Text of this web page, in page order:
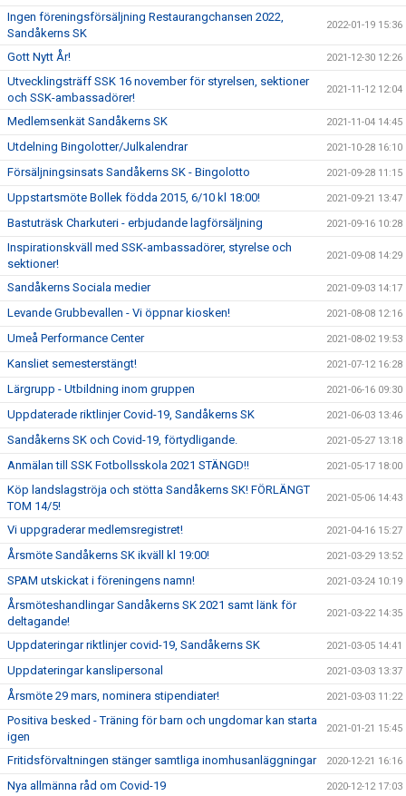
Ingen föreningsförsäljning Restaurangchansen 2022,
Sandåkerns SK
2022-01-19 15:36
Gott Nytt År! 2021-12-30 12:26
Utvecklingsträff SSK 16 november för styrelsen, sektioner
och SSK-ambassadörer!
2021-11-12 12:04
Medlemsenkät Sandåkerns SK 2021-11-04 14:45
Utdelning Bingolotter/Julkalendrar 2021-10-28 16:10
Försäljningsinsats Sandåkerns SK - Bingolotto 2021-09-28 11:15
Uppstartsmöte Bollek födda 2015, 6/10 kl 18:00! 2021-09-21 13:47
Bastuträsk Charkuteri - erbjudande lagförsäljning 2021-09-16 10:28
Inspirationskväll med SSK-ambassadörer, styrelse och
sektioner!
2021-09-08 14:29
Sandåkerns Sociala medier 2021-09-03 14:17
Levande Grubbevallen - Vi öppnar kiosken! 2021-08-08 12:16
Umeå Performance Center 2021-08-02 19:53
Kansliet semesterstängt! 2021-07-12 16:28
Lärgrupp - Utbildning inom gruppen 2021-06-16 09:30
Uppdaterade riktlinjer Covid-19, Sandåkerns SK 2021-06-03 13:46
Sandåkerns SK och Covid-19, förtydligande. 2021-05-27 13:18
Anmälan till SSK Fotbollsskola 2021 STÄNGD!! 2021-05-17 18:00
Köp landslagströja och stötta Sandåkerns SK! FÖRLÄNGT
TOM 14/5!
2021-05-06 14:43
Vi uppgraderar medlemsregistret! 2021-04-16 15:27
Årsmöte Sandåkerns SK ikväll kl 19:00! 2021-03-29 13:52
SPAM utskickat i föreningens namn! 2021-03-24 10:19
Årsmöteshandlingar Sandåkerns SK 2021 samt länk för
deltagande!
2021-03-22 14:35
Uppdateringar riktlinjer covid-19, Sandåkerns SK 2021-03-05 14:41
Uppdateringar kanslipersonal 2021-03-03 13:37
Årsmöte 29 mars, nominera stipendiater! 2021-03-03 11:22
Positiva besked - Träning för barn och ungdomar kan starta
igen
2021-01-21 15:45
Fritidsförvaltningen stänger samtliga inomhusanläggningar 2020-12-21 16:16
Nya allmänna råd om Covid-19 2020-12-12 17:03